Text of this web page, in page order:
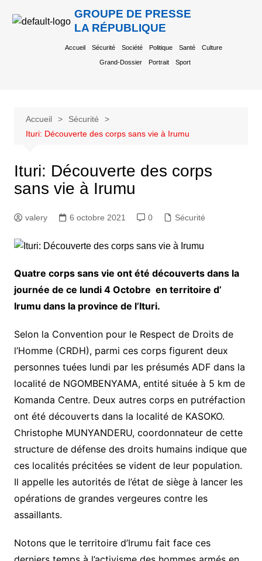
GROUPE DE PRESSE
LA RÉPUBLIQUE
Accueil Sécurité Société Politique Santé Culture
Grand-Dossier Portrait Sport
Accueil
Sécurité
Ituri: Découverte des corps sans vie à Irumu
Ituri: Découverte des corps
sans vie à Irumu
valery 6 octobre 2021 0 Sécurité
Quatre corps sans vie ont été découverts dans la
journée de ce lundi 4 Octobre en territoire d’
Irumu dans la province de l’Ituri.
Selon la Convention pour le Respect de Droits de
l’Homme (CRDH), parmi ces corps figurent deux
personnes tuées lundi par les présumés ADF dans la
localité de NGOMBENYAMA, entité située à 5 km de
Komanda Centre. Deux autres corps en putréfaction
ont été découverts dans la localité de KASOKO.
Christophe MUNYANDERU, coordonnateur de cette
structure de défense des droits humains indique que
ces localités précitées se vident de leur population.
Il appelle les autorités de l’état de siège à lancer les
opérations de grandes vergeures contre les
assaillants.
Notons que le territoire d’Irumu fait face ces